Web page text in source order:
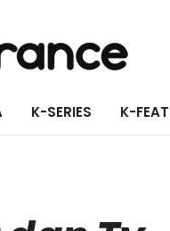
K-SERIES K-